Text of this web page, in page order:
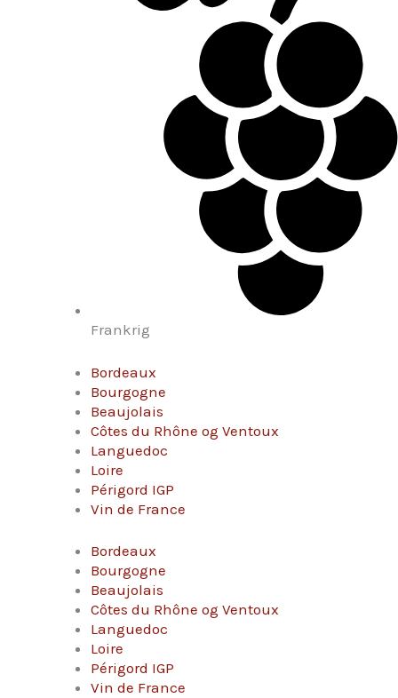
Frankrig
Bordeaux
Bourgogne
Beaujolais
Côtes du Rhône og Ventoux
Languedoc
Loire
Périgord IGP
Vin de France
Bordeaux
Bourgogne
Beaujolais
Côtes du Rhône og Ventoux
Languedoc
Loire
Périgord IGP
Vin de France